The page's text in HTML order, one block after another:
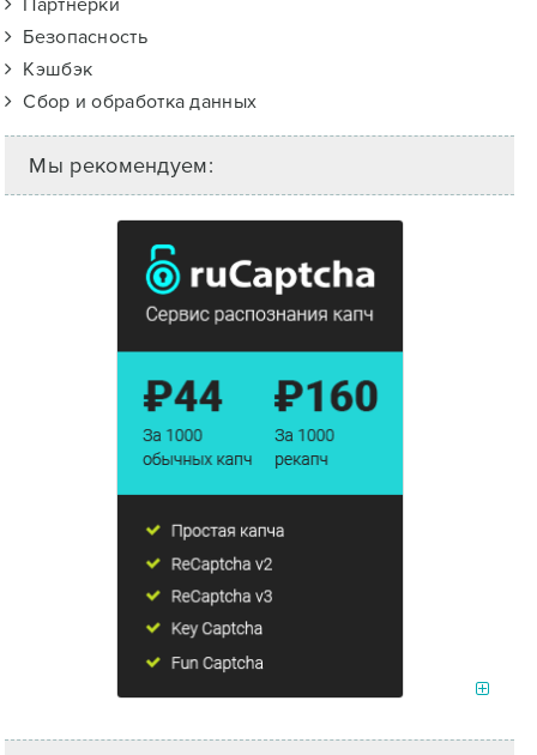
Партнерки
Безопасность
Кэшбэк
Сбор и обработка данных
Мы рекомендуем: